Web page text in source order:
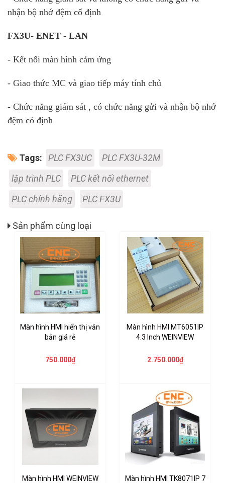
nhận bộ nhớ đệm cố định
FX3U- ENET - LAN
- Kết nối màn hình cảm ứng
- Giao thức MC và giao tiếp máy tính chủ
- Chức năng giám sát , có chức năng gửi và nhận bộ nhớ
đệm có định
Tags: PLC FX3UC
PLC FX3U-32M
lập trình PLC
PLC kết nối ethernet
PLC chính hãng
PLC FX3U
Sản phẩm cùng loại
Màn hình HMI hiển thị văn
bản giá rẻ
750.000₫
Màn hình HMI MT6051IP
4.3 Inch WEINVIEW
2.750.000₫
Màn hình HMI WEINVIEW
Màn hình HMI TK8071IP 7